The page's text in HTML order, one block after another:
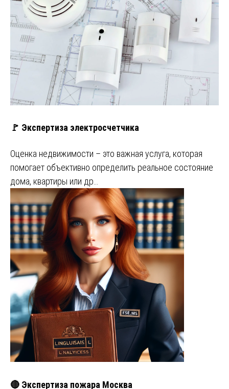
🚩 Экспертиза электросчетчика
Оценка недвижимости – это важная услуга, которая
помогает объективно определить реальное состояние
дома, квартиры или др…
🔴 Экспертиза пожара Москва